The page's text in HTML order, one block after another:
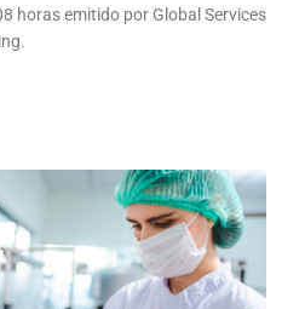
horas emitido por Global Services